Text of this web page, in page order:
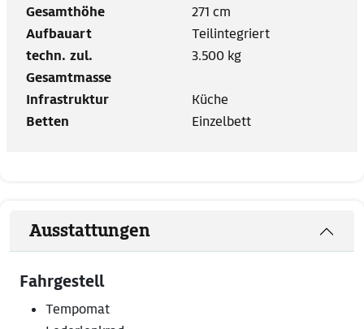
Gesamthöhe
271 cm
Aufbauart
Teilintegriert
techn. zul.
Gesamtmasse
3.500 kg
Infrastruktur
Küche
Betten
Einzelbett
Ausstattungen
Fahrgestell
Tempomat